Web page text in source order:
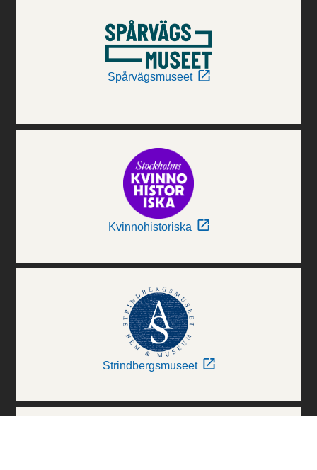
Spårvägsmuseet
Kvinnohistoriska
Strindbergsmuseet